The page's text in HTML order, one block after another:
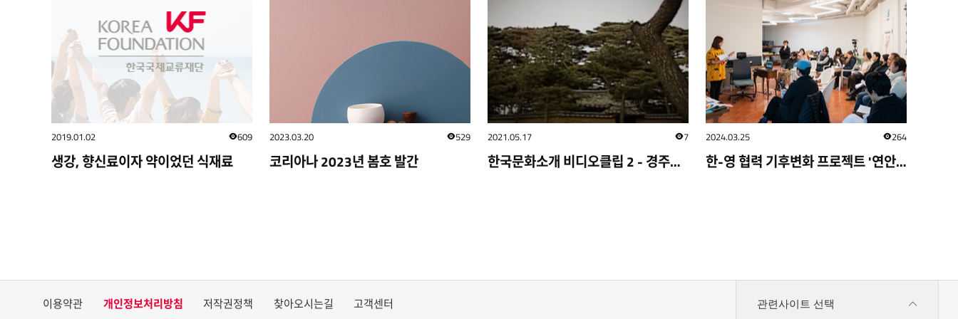
2019.01.02 조회수
609
생강, 향신료이자 약이었던 식재료
2023.03.20 조회수
529
코리아나 2023년 봄호 발간
2021.05.17 조회수
7
한국문화소개 비디오클립 2 - 경주역사유적지구
2024.03.25 조회수
264
한-영 협력 기후변화 프로젝트 '연안의 기록들' 디지털 플랫폼 런칭
이용약관 개인정보처리방침 저작권정책 찾아오시는길 고객센터 관련사이트 선택